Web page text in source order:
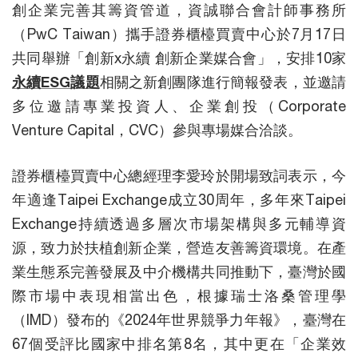
創企業完善其籌資管道，資誠聯合會計師事務所
（PwC Taiwan）攜手證券櫃檯買賣中心於7月17日
共同舉辦「創新x永續 創新企業媒合會」，安排10家
永續ESG議題相關之新創團隊進行簡報發表，並邀請
多位邀請專業投資人、企業創投（Corporate
Venture Capital，CVC）參與專場媒合洽談。
證券櫃檯買賣中心總經理李愛玲於開場致詞表示，今
年適逢Taipei Exchange成立30周年，多年來Taipei
Exchange持續透過多層次市場架構與多元輔導資
源，致力於扶植創新企業，營造友善籌資環境。在產
業生態系完善發展及中介機構共同推動下，臺灣於國
際市場中表現相當出色，根據瑞士洛桑管理學
（IMD）發布的《2024年世界競爭力年報》，臺灣在
67個受評比國家中排名第8名，其中更在「企業效